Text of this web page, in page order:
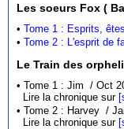
•Tome 1 : Esprits,
•Tome 2 : L'esprit de
Lire la chronique sur
Lire la chronique sur